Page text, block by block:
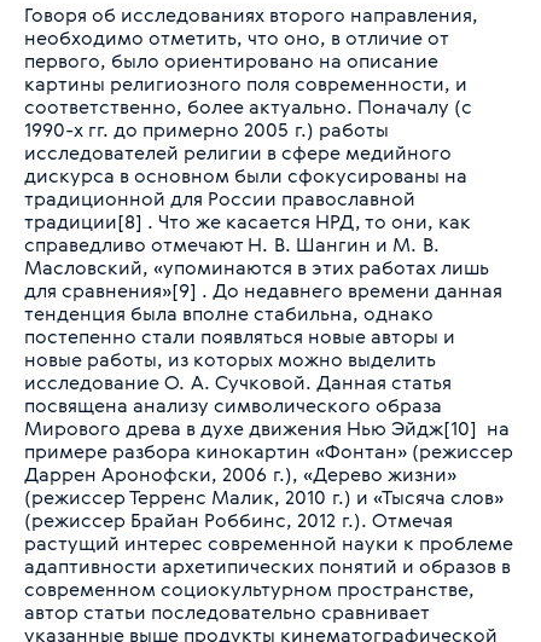
Говоря об исследованиях второго направления,
необходимо отметить, что оно, в отличие от
первого, было ориентировано на описание
картины религиозного поля современности, и
соответственно, более актуально. Поначалу (с
1990-х гг. до примерно 2005 г.) работы
исследователей религии в сфере медийного
дискурса в основном были сфокусированы на
традиционной для России православной
традиции[8] . Что же касается НРД, то они, как
справедливо отмечают Н. В. Шангин и М. В.
Масловский, «упоминаются в этих работах лишь
для сравнения»[9] . До недавнего времени данная
тенденция была вполне стабильна, однако
постепенно стали появляться новые авторы и
новые работы, из которых можно выделить
исследование О. А. Сучковой. Данная статья
посвящена анализу символического образа
Мирового древа в духе движения Нью Эйдж[10] на
примере разбора кинокартин «Фонтан» (режиссер
Даррен Аронофски, 2006 г.), «Дерево жизни»
(режиссер Терренс Малик, 2010 г.) и «Тысяча слов»
(режиссер Брайан Роббинс, 2012 г.). Отмечая
растущий интерес современной науки к проблеме
адаптивности архетипических понятий и образов в
современном социокультурном пространстве,
автор статьи последовательно сравнивает
указанные выше продукты кинематографической